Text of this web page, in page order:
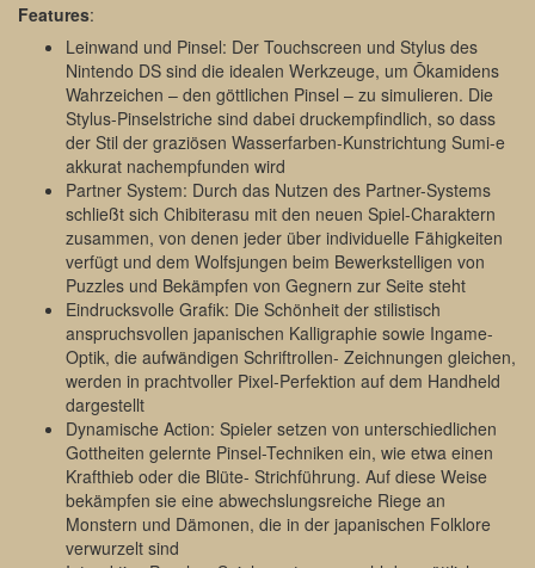
Features:
Leinwand und Pinsel: Der Touchscreen und Stylus des
Nintendo DS sind die idealen Werkzeuge, um Ōkamidens
Wahrzeichen – den göttlichen Pinsel – zu simulieren. Die
Stylus-Pinselstriche sind dabei druckempfindlich, so dass
der Stil der graziösen Wasserfarben-Kunstrichtung Sumi-e
akkurat nachempfunden wird
Partner System: Durch das Nutzen des Partner-Systems
schließt sich Chibiterasu mit den neuen Spiel-Charaktern
zusammen, von denen jeder über individuelle Fähigkeiten
verfügt und dem Wolfsjungen beim Bewerkstelligen von
Puzzles und Bekämpfen von Gegnern zur Seite steht
Eindrucksvolle Grafik: Die Schönheit der stilistisch
anspruchsvollen japanischen Kalligraphie sowie Ingame-
Optik, die aufwändigen Schriftrollen- Zeichnungen gleichen,
werden in prachtvoller Pixel-Perfektion auf dem Handheld
dargestellt
Dynamische Action: Spieler setzen von unterschiedlichen
Gottheiten gelernte Pinsel-Techniken ein, wie etwa einen
Krafthieb oder die Blüte- Strichführung. Auf diese Weise
bekämpfen sie eine abwechslungsreiche Riege an
Monstern und Dämonen, die in der japanischen Folklore
verwurzelt sind